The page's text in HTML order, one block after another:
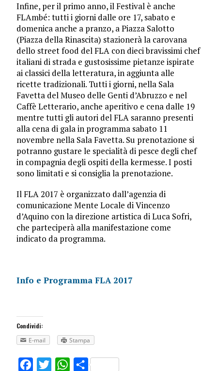
Infine, per il primo anno, il Festival è anche
FLAmbé: tutti i giorni dalle ore 17, sabato e
domenica anche a pranzo, a Piazza Salotto
(Piazza della Rinascita) stazionerà la carovana
dello street food del FLA con dieci bravissimi chef
italiani di strada e gustosissime pietanze ispirate
ai classici della letteratura, in aggiunta alle
ricette tradizionali. Tutti i giorni, nella Sala
Favetta del Museo delle Genti d’Abruzzo e nel
Caffè Letterario, anche aperitivo e cena dalle 19
mentre tutti gli autori del FLA saranno presenti
alla cena di gala in programma sabato 11
novembre nella Sala Favetta. Su prenotazione si
potranno gustare le specialità di pesce degli chef
in compagnia degli ospiti della kermesse. I posti
sono limitati e si consiglia la prenotazione.
Il FLA 2017 è organizzato dall’agenzia di
comunicazione Mente Locale di Vincenzo
d’Aquino con la direzione artistica di Luca Sofri,
che parteciperà alla manifestazione come
indicato da programma.
Info e Programma FLA 2017
Condividi:
E-mail
Stampa
FacebookTwitterWhatsApp
Share